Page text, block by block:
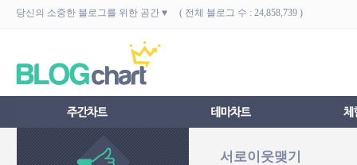
당신의 소중한 블로그를 위한 공간 ♥ ( 전체 블로그 수 : 24,858,739 )
서로이웃맺기